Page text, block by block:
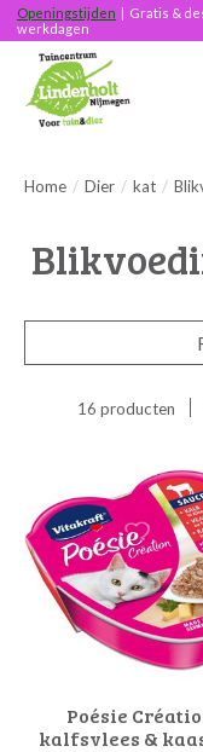
Openingstijden | Gratis &
werkdagen
Home / Dier / kat /
16 producten
Poésie
kalfsvlees &